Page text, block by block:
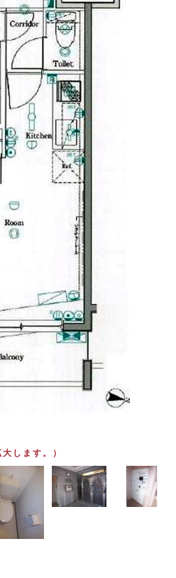
します。）